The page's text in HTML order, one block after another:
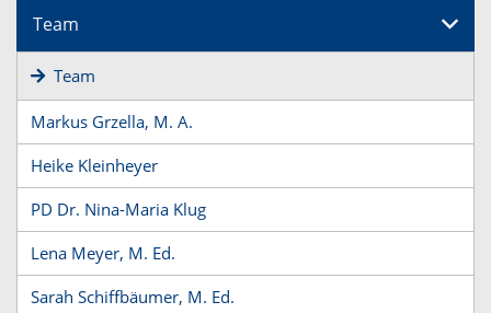
Team
Team
Markus Grzella, M. A.
Heike Kleinheyer
PD Dr. Nina-Maria Klug
Lena Meyer, M. Ed.
Sarah Schiffbäumer, M. Ed.